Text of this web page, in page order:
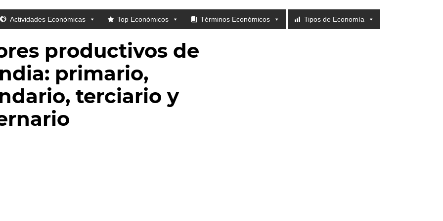
Actividades Económicas Top Económicos Términos Económicos Tipos de Economía
productivos de
primario,
terciario y